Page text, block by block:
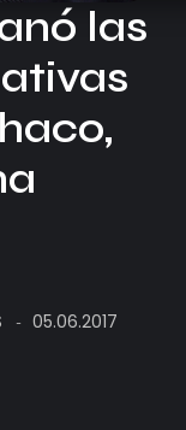
las
- 05.06.2017